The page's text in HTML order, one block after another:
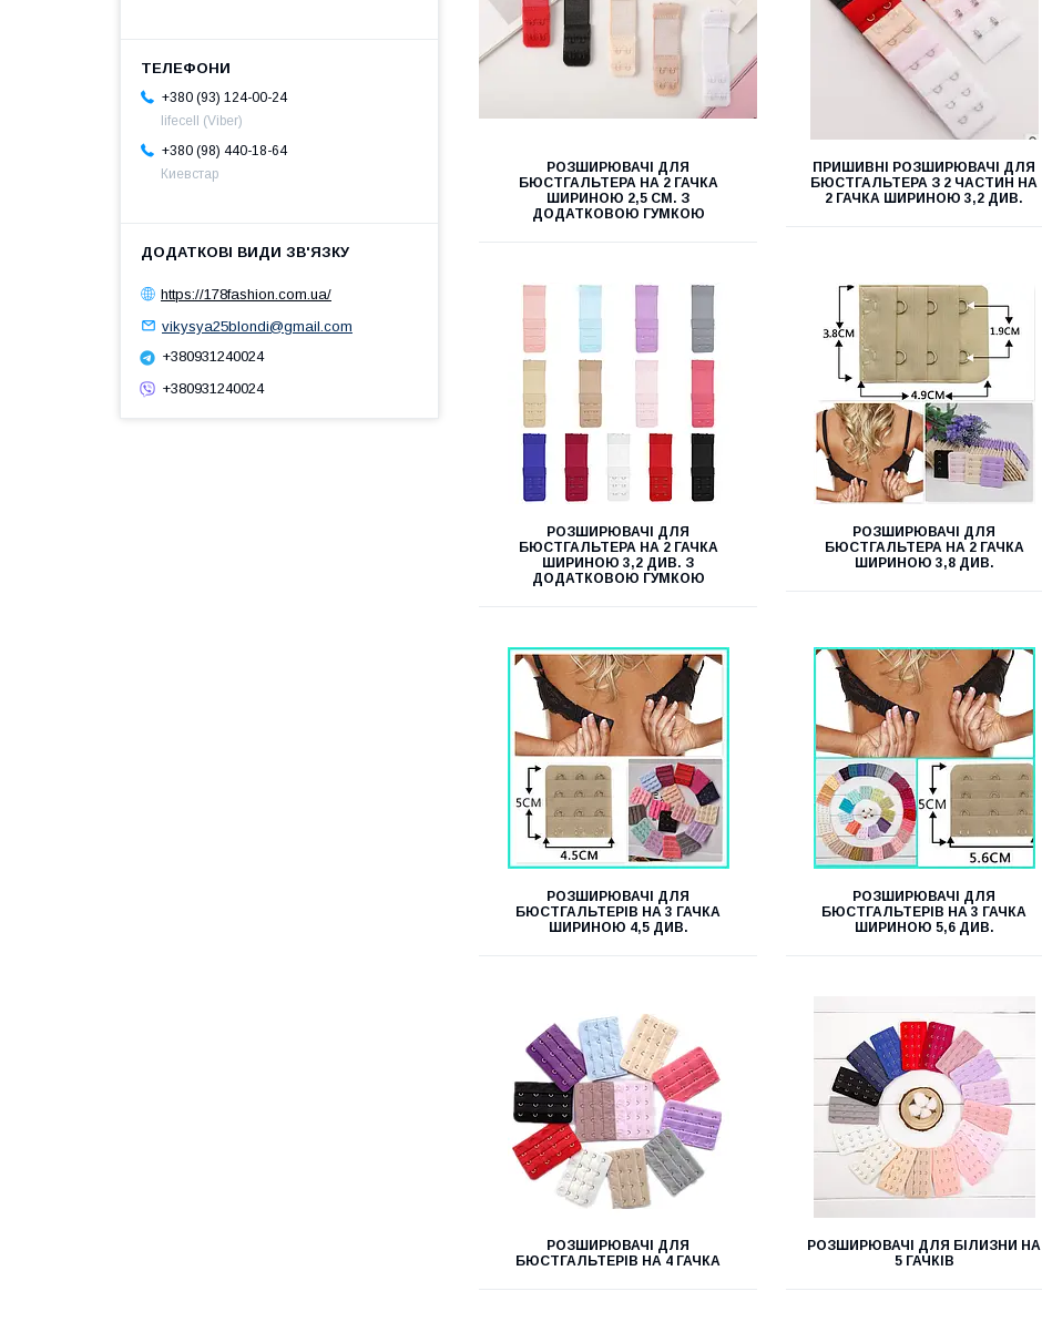
РОЗШИРЮВАЧІ ДЛЯ
БЮСТГАЛЬТЕРА НА 2 ГАЧКА
ШИРИНОЮ 2,5 СМ. З
ДОДАТКОВОЮ ГУМКОЮ
ПРИШИВНІ РОЗШИРЮВАЧІ ДЛЯ
БЮСТГАЛЬТЕРА З 2 ЧАСТИН НА
2 ГАЧКА ШИРИНОЮ 3,2 ДИВ.
РОЗШИРЮВАЧІ ДЛЯ
БЮСТГАЛЬТЕРА НА 2 ГАЧКА
ШИРИНОЮ 3,2 ДИВ. З
ДОДАТКОВОЮ ГУМКОЮ
РОЗШИРЮВАЧІ ДЛЯ
БЮСТГАЛЬТЕРА НА 2 ГАЧКА
ШИРИНОЮ 3,8 ДИВ.
РОЗШИРЮВАЧІ ДЛЯ
БЮСТГАЛЬТЕРІВ НА 3 ГАЧКА
ШИРИНОЮ 4,5 ДИВ.
РОЗШИРЮВАЧІ ДЛЯ
БЮСТГАЛЬТЕРІВ НА 3 ГАЧКА
ШИРИНОЮ 5,6 ДИВ.
РОЗШИРЮВАЧІ ДЛЯ
БЮСТГАЛЬТЕРІВ НА 4 ГАЧКА
РОЗШИРЮВАЧІ ДЛЯ БІЛИЗНИ НА
5 ГАЧКІВ
+380 (93) 124-00-24
lifecell (Viber)
+380 (98) 440-18-64
Киевстар
https://178fashion.com.ua/
vikysya25blondi@gmail.com
+380931240024
+380931240024